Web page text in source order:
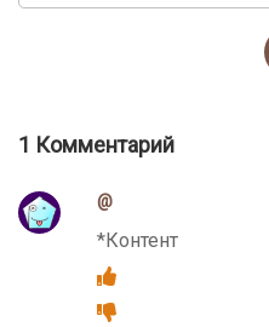
1 Комментарий
@
*Контент